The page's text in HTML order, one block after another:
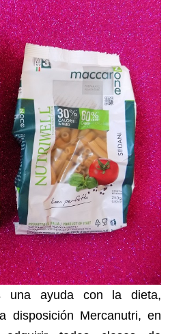
una ayuda con la dieta,
disposición Mercanutri, en